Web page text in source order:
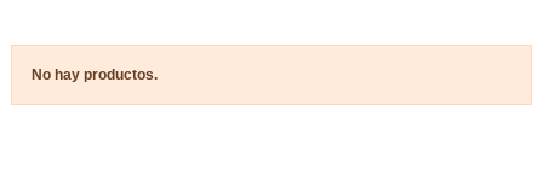
No hay productos.